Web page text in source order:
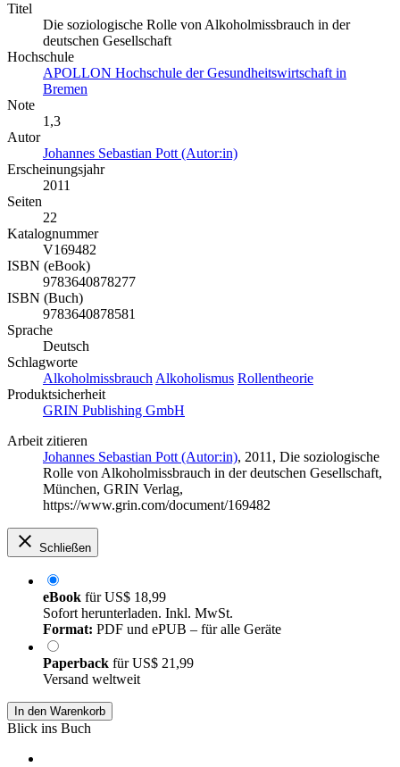
Titel
Die soziologische Rolle von Alkoholmissbrauch in der
deutschen Gesellschaft
Hochschule
APOLLON Hochschule der Gesundheitswirtschaft in
Bremen
Note
1,3
Autor
Johannes Sebastian Pott (Autor:in)
Erscheinungsjahr
2011
Seiten
22
Katalognummer
V169482
ISBN (eBook)
9783640878277
ISBN (Buch)
9783640878581
Sprache
Deutsch
Schlagworte
Alkoholmissbrauch Alkoholismus Rollentheorie
Produktsicherheit
GRIN Publishing GmbH
Arbeit zitieren
Johannes Sebastian Pott (Autor:in), 2011, Die soziologische
Rolle von Alkoholmissbrauch in der deutschen Gesellschaft,
München, GRIN Verlag,
https://www.grin.com/document/169482
Schließen
eBook fürUS$ 18,99
Sofort herunterladen. Inkl. MwSt.
Format: PDF und ePUB – für alle Geräte
Paperback fürUS$ 21,99
Versand weltweit
In den Warenkorb
Blick ins Buch